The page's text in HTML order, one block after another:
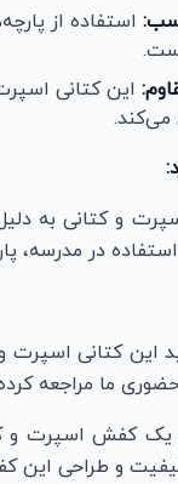
استفاده از
این کتانی
می‌کند.
و کتانی به
استفاده در
این کتانی اسپرت
ما مراجعه
یک کفش اسپرت و
و طراحی این